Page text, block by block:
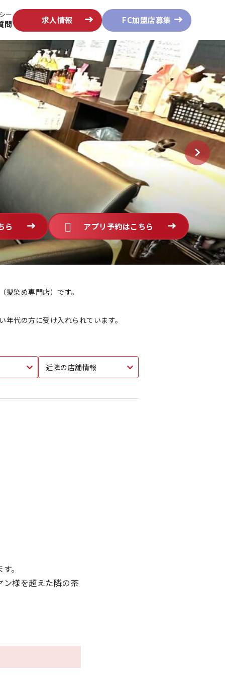
問
ー
求人情報 FC加盟店募集
ら アプリ予約はこちら
染め専門店）です。
代の方に受け入れられています。
近隣の店舗情報
。
ン様を超えた隣の茶